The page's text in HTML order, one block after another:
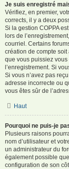
Je suis enregistré
Vérifiez, en premier,
corrects, il y a deux
Si la gestion COPPA
lors de
courriel. Certains
création de compte
que vous puissiez
l’enregistrement. Si
Si vous n’avez pas
adresse incorrecte ou
vous êtes sûr de
Haut
Pourquoi ne puis-je
Plusieurs raisons
nom d’utilisateur et
un administrateur du
également possible
configuration de son